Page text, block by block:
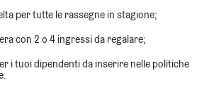
per tutte le rassegne in stagione;
con 2 o 4 ingressi da regalare;
i tuoi dipendenti da inserire nelle politiche